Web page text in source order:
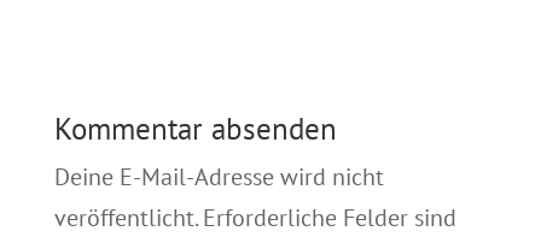
Kommentar absenden
Deine E-Mail-Adresse wird nicht
veröffentlicht. Erforderliche Felder sind